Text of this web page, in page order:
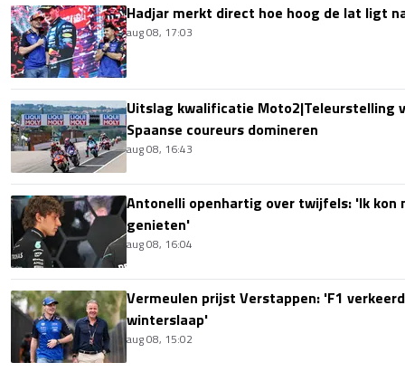
Hadjar merkt direct hoe hoog de lat ligt
aug 08, 17:03
Uitslag kwalificatie Moto2|Teleurstelling
Spaanse coureurs domineren
aug 08, 16:43
Antonelli openhartig over twijfels: 'Ik kon
genieten'
aug 08, 16:04
Vermeulen prijst Verstappen: 'F1
winterslaap'
aug 08, 15:02